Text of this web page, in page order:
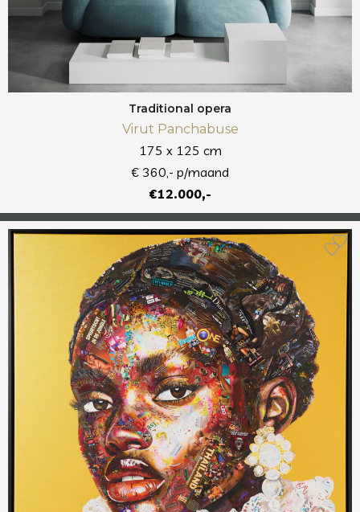
Traditional opera
Virut Panchabuse
175 x 125 cm
€ 360,- p/maand
€12.000,-